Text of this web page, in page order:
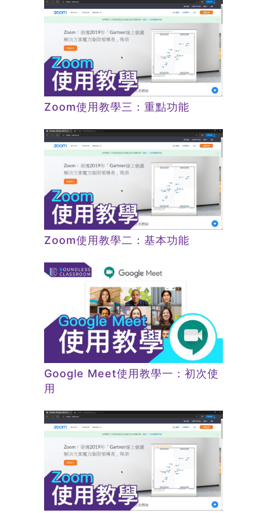
Zoom使用教學三：重點功能
Zoom使用教學二：基本功能
Google Meet使用教學一：初次使
用